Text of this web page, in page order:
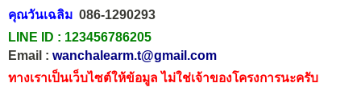
คุณวันเฉลิม 086-1290293
LINE ID : 123456786205
Email : wanchalearm.t@gmail.com
ทางเราเป็นเว็บไซต์ให้ข้อมูล ไม่ใช่เจ้าของโครงการนะครับ